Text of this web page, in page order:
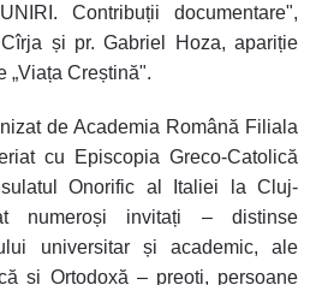
Contribuții documentare",
și pr. Gabriel Hoza, apariție
„Viața Creștină".
de Academia Română Filiala
cu Episcopia Greco-Catolică
Onorific al Italiei la Cluj-
numeroși invitați – distinse
universitar și academic, ale
și Ortodoxă – preoți, persoane